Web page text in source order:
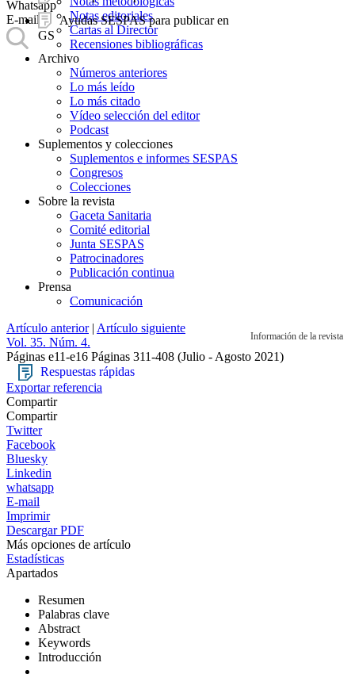
Ayudas SESPAS para publicar en
GS
Whatsapp
E-mail
Notas editoriales
Cartas al Director
Recensiones bibliográficas
Archivo
Números anteriores
Lo más leído
Lo más citado
Vídeo selección del editor
Podcast
Suplementos y colecciones
Suplementos e informes SESPAS
Congresos
Colecciones
Sobre la revista
Gaceta Sanitaria
Comité editorial
Junta SESPAS
Patrocinadores
Publicación continua
Prensa
Comunicación
Información de la revista
Artículo anterior| Artículo siguiente
Vol. 35. Núm. 4.
Páginas e11-e16 Páginas 311-408 (Julio - Agosto 2021)
Respuestas rápidas
Exportar referencia
Compartir
Compartir
Twitter
Facebook
Bluesky
Linkedin
whatsapp
E-mail
Imprimir
Descargar PDF
Más opciones de artículo
Estadísticas
Apartados
Resumen
Palabras clave
Abstract
Keywords
Introducción